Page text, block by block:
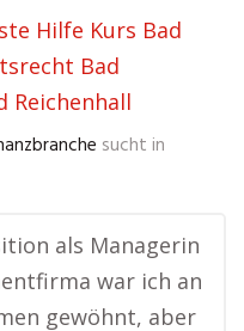
Hilfe Kurs Bad
Bad
Reichenhall
sucht in
als Managerin
war ich an
gewöhnt, aber